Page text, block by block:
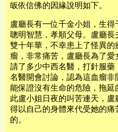
皈依信佛的因緣說明如下。
盧廳長有一位千金小姐，生得
聰明智慧，孝順父母。盧廳
雙十年華，不幸患上了怪異的
瘤，非常痛苦，盧廳長為了愛
請了多少中西名醫，打針服
名醫開會討論，認為這血瘤
能保證沒有生命的危險，拖延
此盧小姐日夜的叫苦連天，
得以自己的身體來代受她的
的。